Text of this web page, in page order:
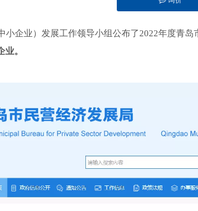
小企业）发展工作领导小组公布了2022年度青岛
。